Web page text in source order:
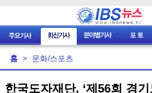
홈 > 문화/스포츠
한국도자재단, ‘제56회 경